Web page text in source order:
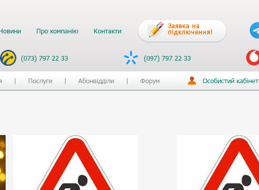
Про компанію Контакти
Заявка на
підключення!
(073) 797 22 33 (097) 797 22 33
Послуги Абонвідділи Форум Особистий кабінет